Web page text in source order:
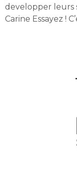
developper leurs
Carine Essayez !